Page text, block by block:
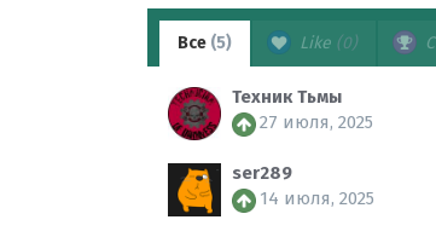
Все (5) Like (0)
Техник Тьмы
27 июля, 2025
ser289
14 июля, 2025